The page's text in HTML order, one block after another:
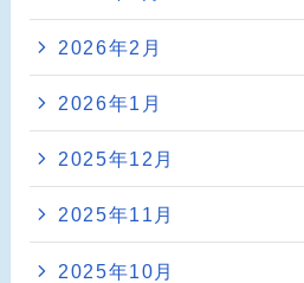
2026年2月
2026年1月
2025年12月
2025年11月
2025年10月